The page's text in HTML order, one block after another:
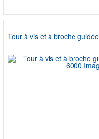
Tour à vis et à broche guidée